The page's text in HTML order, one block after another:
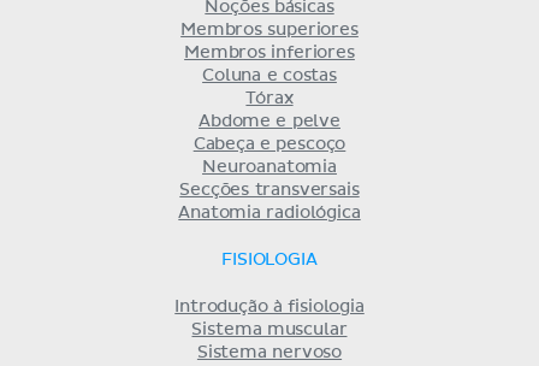
Noções básicas
Membros superiores
Membros inferiores
Coluna e costas
Tórax
Abdome e pelve
Cabeça e pescoço
Neuroanatomia
Secções transversais
Anatomia radiológica
FISIOLOGIA
Introdução à fisiologia
Sistema muscular
Sistema nervoso